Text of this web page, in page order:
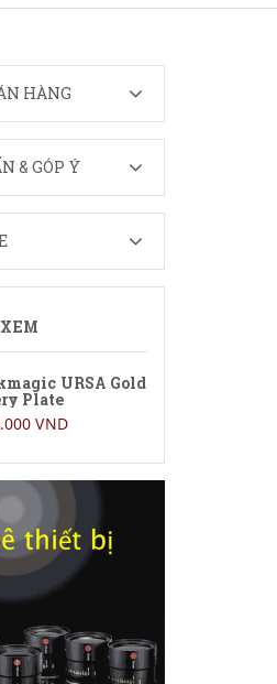
HÀNG
& GÓP Ý
URSA Gold
Plate
VND